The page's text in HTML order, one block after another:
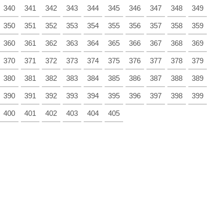
340 341 342 343 344 345 346 347 348 349
350 351 352 353 354 355 356 357 358 359
360 361 362 363 364 365 366 367 368 369
370 371 372 373 374 375 376 377 378 379
380 381 382 383 384 385 386 387 388 389
390 391 392 393 394 395 396 397 398 399
400 401 402 403 404 405